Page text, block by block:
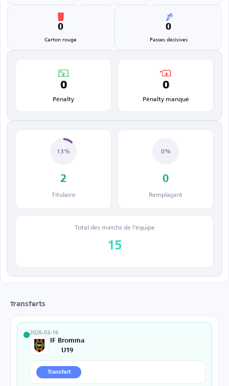
0
Carton rouge
0
Passes décisives
0
Pénalty
0
Pénalty manqué
13%
2
Titulaire
0%
0
Remplaçant
Total des matchs de l’équipe
15
Transferts
2026-03-16
IF Bromma
U19
Transfert